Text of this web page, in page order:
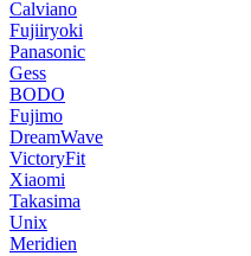
Calviano
Fujiiryoki
Panasonic
Gess
BODO
Fujimo
DreamWave
VictoryFit
Xiaomi
Takasima
Unix
Meridien